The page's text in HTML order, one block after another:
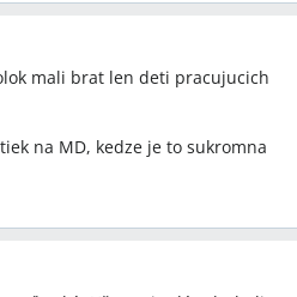
papučkách, pyžamku a
materských školách a mesto
rodičov a často požadujú
mali brat len deti pracujucich
na MD, kedze je to sukromna